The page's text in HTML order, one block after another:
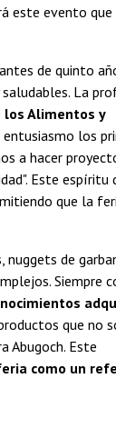
este evento
de quinto
La
los Alimentos y
entusiasmo los
a hacer
Este espíritu
que la
de
Siempre
que no
Abugoch. Este
como un